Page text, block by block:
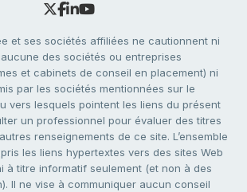
et ses sociétés affiliées ne cautionnent ni
des sociétés ou entreprises
et cabinets de conseil en placement) ni
par les sociétés mentionnées sur le
vers lesquels pointent les liens du présent
un professionnel pour évaluer des titres
renseignements de ce site. L’ensemble
les liens hypertextes vers des sites Web
à titre informatif seulement (et non à des
Il ne vise à communiquer aucun conseil